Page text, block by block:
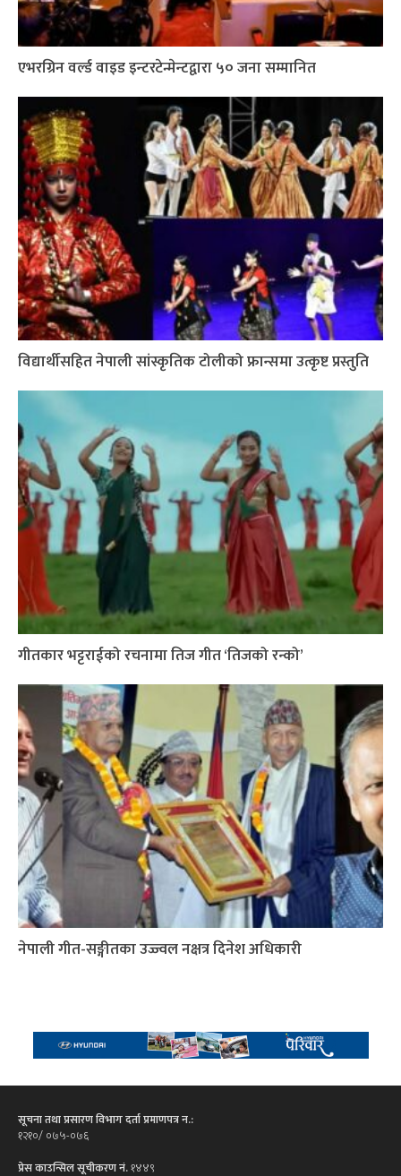
एभरग्रिन वर्ल्ड वाइड इन्टरटेन्मेन्टद्वारा ५० जना सम्मानित
विद्यार्थीसहित नेपाली सांस्कृतिक टोलीको फ्रान्समा उत्कृष्ट प्रस्तुति
गीतकार भट्टराईको रचनामा तिज गीत ‘तिजको रन्को’
नेपाली गीत-सङ्गीतका उज्ज्वल नक्षत्र दिनेश अधिकारी
सूचना तथा प्रसारण विभाग दर्ता प्रमाणपत्र न.:
१२१०/ ०७५-०७६
प्रेस काउन्सिल सूचीकरण नं.१४४९